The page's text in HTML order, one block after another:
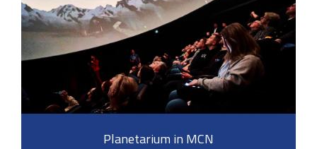
Planetarium in MCN